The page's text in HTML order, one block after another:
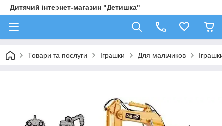
Дитячий інтернет-магазин "Детишка"
Товари та послуги Іграшки Для мальчиков